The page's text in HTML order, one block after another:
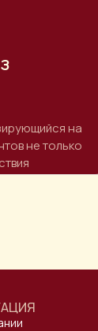
на
не только